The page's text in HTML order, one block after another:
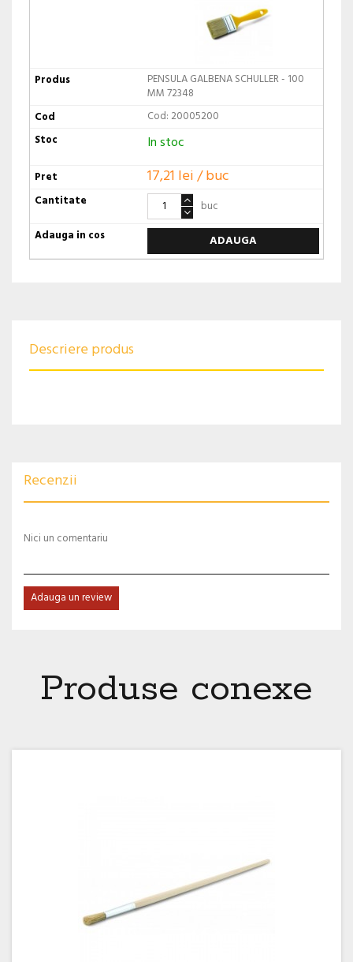
PENSULA GALBENA SCHULLER - 100
MM 72348
Cod: 20005200
In stoc
17,21 lei / buc
buc
ADAUGA
Descriere produs
Recenzii
Nici un comentariu
Adauga un review
Produse conexe